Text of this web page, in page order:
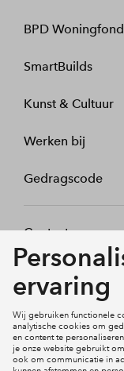
BPD
SmartBuilds
Kunst & Cultuur
Werken bij
Gedragscode
Contact
Mijn profiel